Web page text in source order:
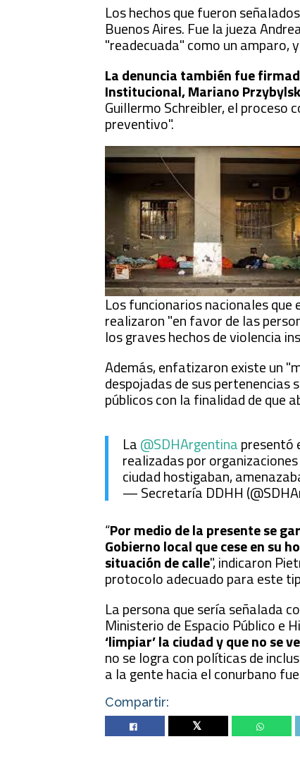
Los hechos que fueron
Buenos Aires. Fue la jueza
"readecuada" como un amparo,
La denuncia también fue
Institucional, Mariano
Guillermo Schreibler, el proceso
preventivo".
Los funcionarios nacionales
realizaron "en favor de las
los graves hechos de violencia
Además, enfatizaron existe un
despojadas de sus
públicos con la finalidad de que
La@SDHArgentinapresentó
realizadas por
ciudad hostigaban,
— Secretaría DDHH
“Por medio de la presente se
Gobierno local que cese en su
situación de calle", indicaron
protocolo adecuado para este
La persona que sería señalada
Ministerio de Espacio Público e
‘limpiar’ la ciudad y que no se
no se logra con políticas de
a la gente hacia el conurbano
Compartir:
Twitter